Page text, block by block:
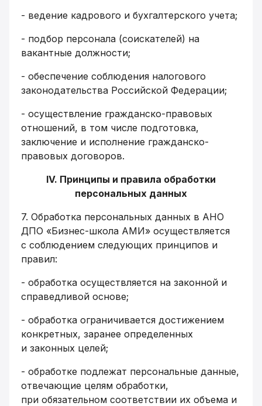
- ведение кадрового и бухгалтерского учета;
- подбор персонала (соискателей) на
вакантные должности;
- обеспечение соблюдения налогового
законодательства Российской Федерации;
- осуществление гражданско-правовых
отношений, в том числе подготовка,
заключение и исполнение гражданско-
правовых договоров.
IV. Принципы и правила обработки
персональных данных
7. Обработка персональных данных в АНО
ДПО «Бизнес-школа АМИ» осуществляется
с соблюдением следующих принципов и
правил:
- обработка осуществляется на законной и
справедливой основе;
- обработка ограничивается достижением
конкретных, заранее определенных
и законных целей;
- обработке подлежат персональные данные,
отвечающие целям обработки,
при обязательном соответствии их объема и